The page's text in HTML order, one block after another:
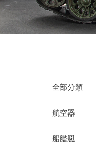
全部分類
航空器
船艦艇